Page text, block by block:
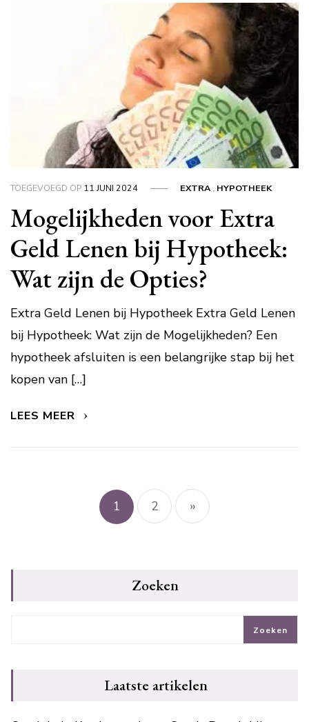
TOEGEVOEGD OP 11 JUNI 2024 EXTRA, HYPOTHEEK
Mogelijkheden voor Extra
Geld Lenen bij Hypotheek:
Wat zijn de Opties?
Extra Geld Lenen bij Hypotheek Extra Geld Lenen
bij Hypotheek: Wat zijn de Mogelijkheden? Een
hypotheek afsluiten is een belangrijke stap bij het
kopen van […]
LEES MEER
Berichtnavigatie
1 2 »
Zoeken
Zoeken
Laatste artikelen